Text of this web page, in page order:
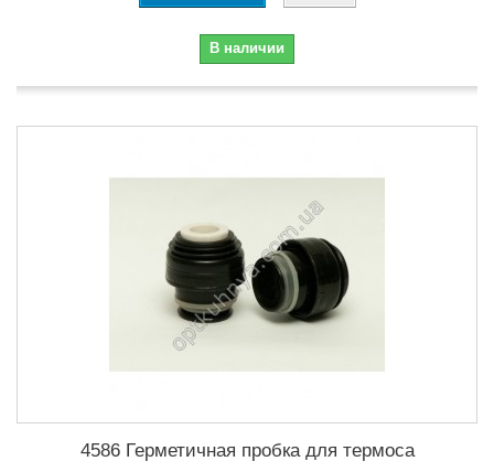
В наличии
4586 Герметичная пробка для термоса